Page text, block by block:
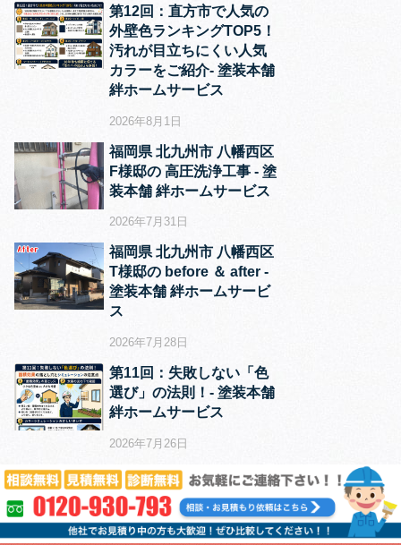
第12回：直方市で人気の
外壁色ランキングTOP5！
汚れが目立ちにくい人気
カラーをご紹介‐ 塗装本舗
絆ホームサービス
2026年8月1日
福岡県 北九州市 八幡西区
F様邸の 高圧洗浄工事 ‐ 塗
装本舗 絆ホームサービス
2026年7月31日
福岡県 北九州市 八幡西区
T様邸の before ＆ after ‐
塗装本舗 絆ホームサービ
ス
2026年7月28日
第11回：失敗しない「色
選び」の法則！‐ 塗装本舗
絆ホームサービス
2026年7月26日